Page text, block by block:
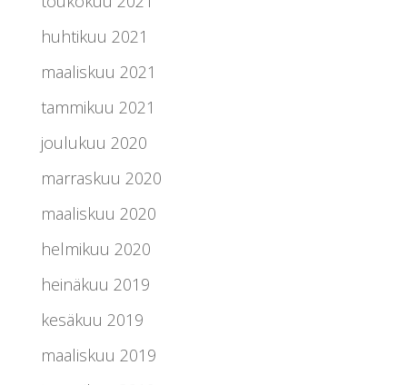
huhtikuu 2021
maaliskuu 2021
tammikuu 2021
joulukuu 2020
marraskuu 2020
maaliskuu 2020
helmikuu 2020
heinäkuu 2019
kesäkuu 2019
maaliskuu 2019